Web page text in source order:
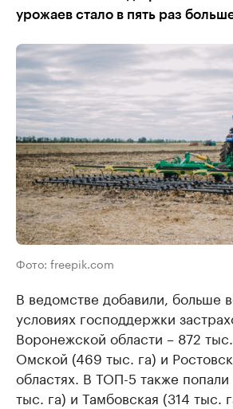
урожаев стало в пять раз
Фото: freepik.com
В ведомстве добавили, больше
условиях господдержки
Воронежской области – 872
Омской (469 тыс. га) и
областях. В ТОП-5 также
тыс. га) и Тамбовская (314 тыс.